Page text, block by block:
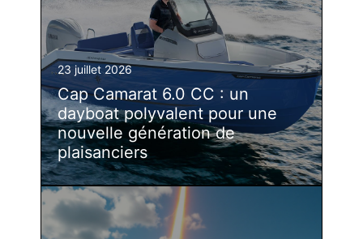
23 juillet 2026
Cap Camarat 6.0 CC : un
dayboat polyvalent pour une
nouvelle génération de
plaisanciers